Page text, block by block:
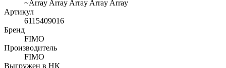
~Array Array Array Array Array
Артикул
6115409016
Бренд
FIMO
Производитель
FIMO
Выгружен в НК